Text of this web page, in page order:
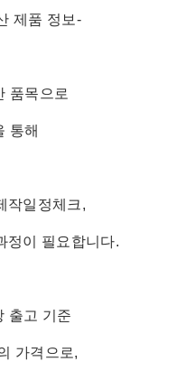
제품 정보-
품목으로
통해
작일정체크,
정이 필요합니다.
출고 기준
가격으로,